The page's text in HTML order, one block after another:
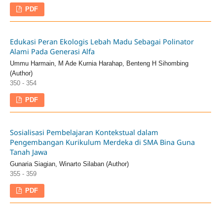
PDF
Edukasi Peran Ekologis Lebah Madu Sebagai Polinator
Alami Pada Generasi Alfa
Ummu Harmain, M Ade Kurnia Harahap, Benteng H Sihombing
(Author)
350 - 354
PDF
Sosialisasi Pembelajaran Kontekstual dalam
Pengembangan Kurikulum Merdeka di SMA Bina Guna
Tanah Jawa
Gunaria Siagian, Winarto Silaban (Author)
355 - 359
PDF